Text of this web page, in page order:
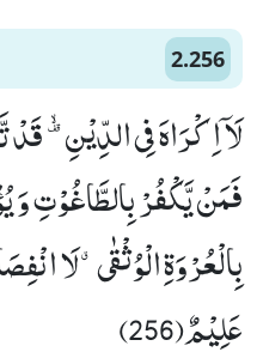
2.256
لَاۤ اِكْرَاهَ فِی الدِّیْنِ ﳜ
فَمَنْ یَّكْفُرْ بِالطَّاغُوْتِ
بِالْعُرْوَةِ الْوُثْقٰىۗ-لَا
عَلِیْمٌ(256)